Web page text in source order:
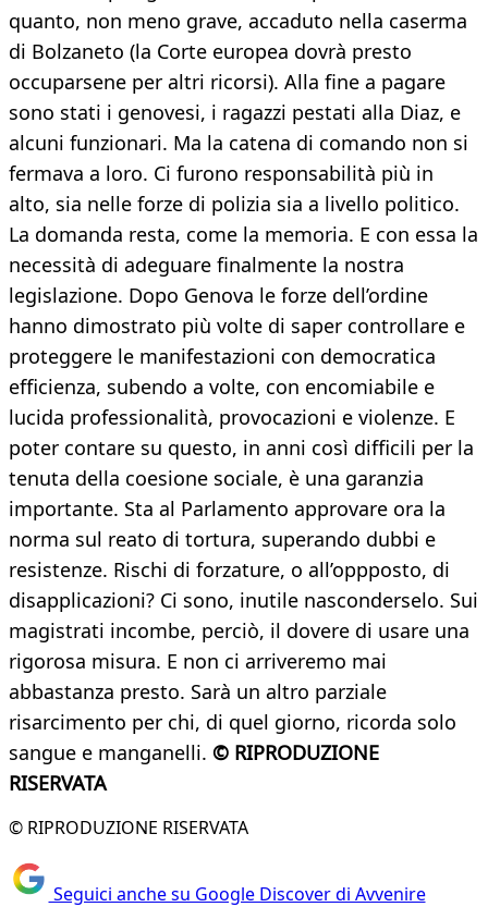
quanto, non meno grave, accaduto nella caserma
di Bolzaneto (la Corte europea dovrà presto
occuparsene per altri ricorsi). Alla fine a pagare
sono stati i genovesi, i ragazzi pestati alla Diaz, e
alcuni funzionari. Ma la catena di comando non si
fermava a loro. Ci furono responsabilità più in
alto, sia nelle forze di polizia sia a livello politico.
La domanda resta, come la memoria. E con essa la
necessità di adeguare finalmente la nostra
legislazione. Dopo Genova le forze dell’ordine
hanno dimostrato più volte di saper controllare e
proteggere le manifestazioni con democratica
efficienza, subendo a volte, con encomiabile e
lucida professionalità, provocazioni e violenze. E
poter contare su questo, in anni così difficili per la
tenuta della coesione sociale, è una garanzia
importante. Sta al Parlamento approvare ora la
norma sul reato di tortura, superando dubbi e
resistenze. Rischi di forzature, o all’oppposto, di
disapplicazioni? Ci sono, inutile nasconderselo. Sui
magistrati incombe, perciò, il dovere di usare una
rigorosa misura. E non ci arriveremo mai
abbastanza presto. Sarà un altro parziale
risarcimento per chi, di quel giorno, ricorda solo
sangue e manganelli. © RIPRODUZIONE
RISERVATA
© RIPRODUZIONE RISERVATA
Seguici anche su Google Discover di Avvenire